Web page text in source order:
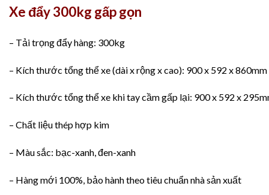
Xe đẩy 300kg gấp gọn
– Tải trọng đẩy hàng: 300kg
– Kích thước tổng thể xe (dài x rộng x cao): 900 x 592 x 860mm
– Kích thước tổng thể xe khi tay cầm gấp lại: 900 x 592 x
– Chất liệu thép hợp kim
– Màu sắc: bạc-xanh, đen-xanh
– Hàng mới 100%, bảo hành theo tiêu chuẩn nhà sản xuất